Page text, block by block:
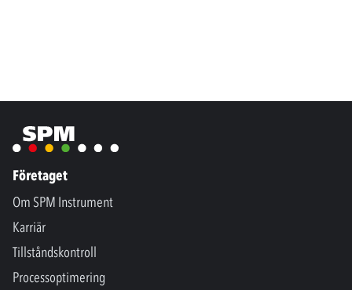
Företaget
Om SPM Instrument
Karriär
Tillståndskontroll
Processoptimering